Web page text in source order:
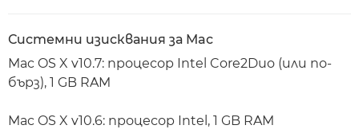
Системни изисквания за Mac
Mac OS X v10.7: процесор Intel Core2Duo (или по-
бърз), 1 GB RAM
Mac OS X v10.6: процесор Intel, 1 GB RAM